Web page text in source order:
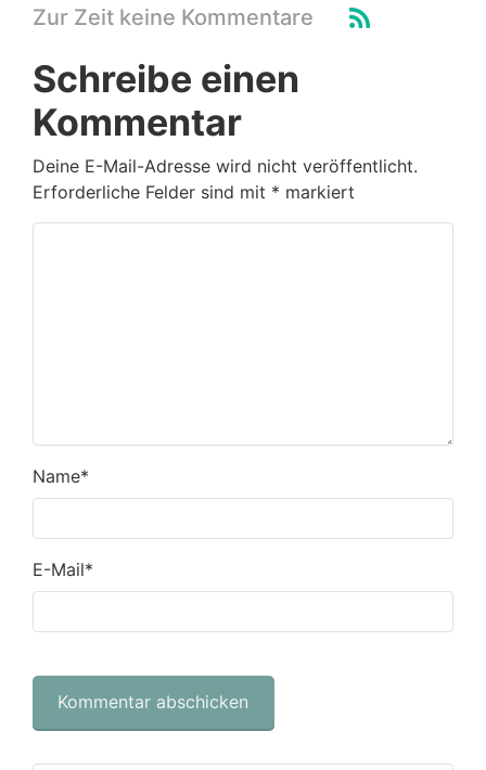
Zur Zeit keine Kommentare
Schreibe einen
Kommentar
Deine E-Mail-Adresse wird nicht veröffentlicht.
Erforderliche Felder sind mit * markiert
Name*
E-Mail*